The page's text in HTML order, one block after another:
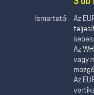
Ismertető:
Az
Az
vagy
Az